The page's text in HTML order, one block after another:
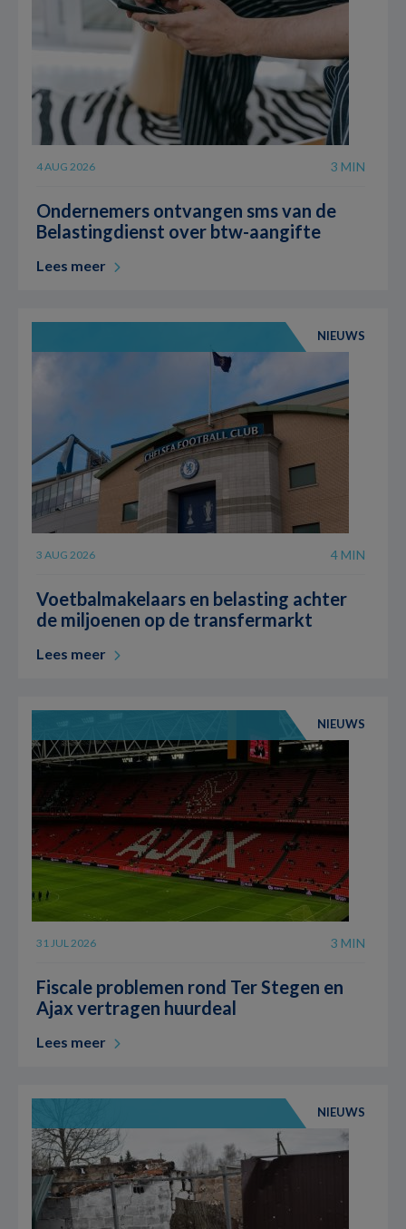
4 AUG 2026 3 MIN
Ondernemers ontvangen sms van de
Belastingdienst over btw-aangifte
Lees meer
NIEUWS
3 AUG 2026 4 MIN
Voetbalmakelaars en belasting achter
de miljoenen op de transfermarkt
Lees meer
NIEUWS
31 JUL 2026 3 MIN
Fiscale problemen rond Ter Stegen en
Ajax vertragen huurdeal
Lees meer
NIEUWS